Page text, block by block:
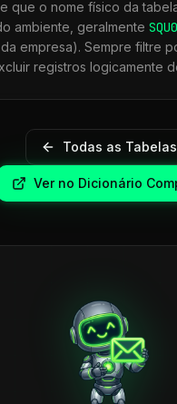
que o nome físico da
ambiente, geralmente SQU
empresa). Sempre filtre
registros logicamente
Todas as Tabelas
Ver no Dicionário